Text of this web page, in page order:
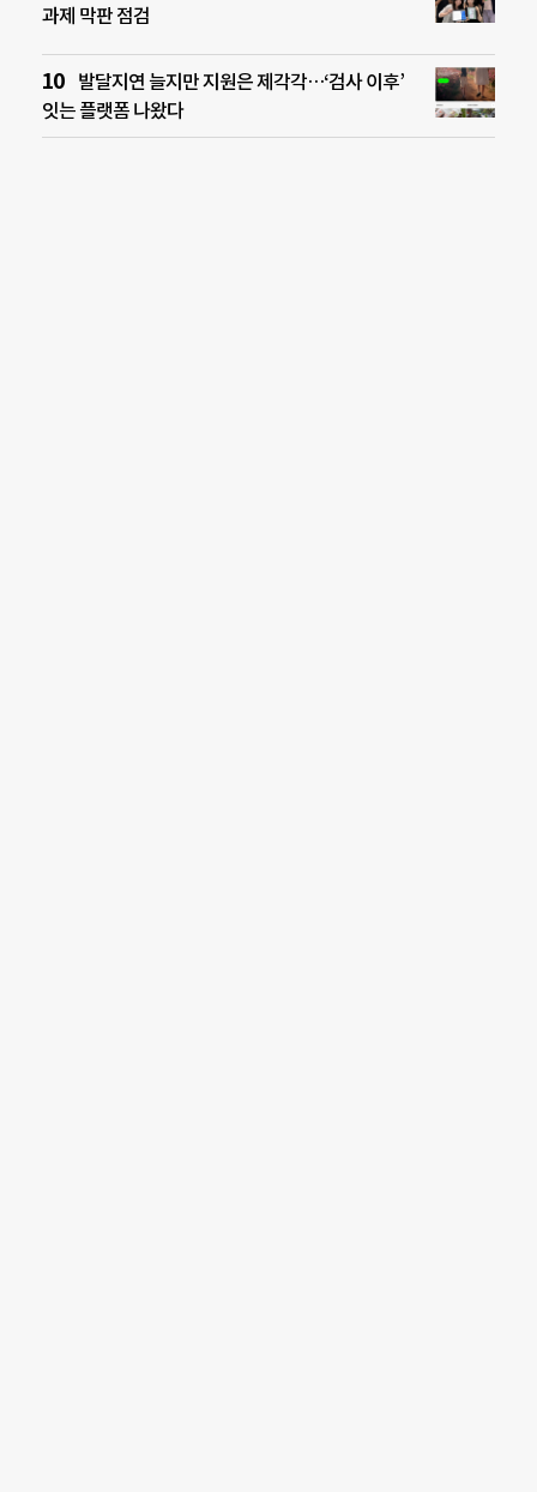
과제 막판 점검
발달지연 늘지만 지원은 제각각…‘검사 이후’
잇는 플랫폼 나왔다